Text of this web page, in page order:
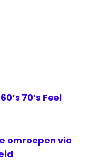
70’s Feel
omroepen via